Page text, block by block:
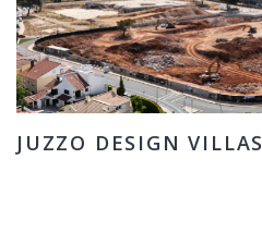
JUZZO DESIGN VILLAS